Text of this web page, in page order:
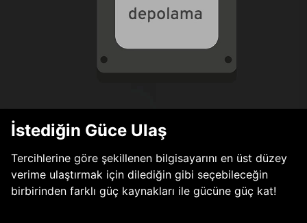
İstediğin Güce Ulaş
Tercihlerine göre şekillenen bilgisayarını en üst düzey
verime ulaştırmak için dilediğin gibi seçebileceğin
birbirinden farklı güç kaynakları ile gücüne güç kat!